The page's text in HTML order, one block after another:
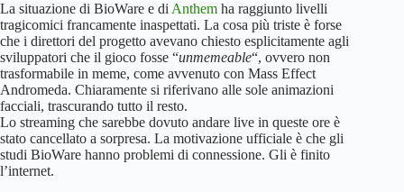
La situazione di BioWare e di Anthem ha raggiunto livelli
tragicomici francamente inaspettati. La cosa più triste è forse
che i direttori del progetto avevano chiesto esplicitamente agli
sviluppatori che il gioco fosse “unmemeable“, ovvero non
trasformabile in meme, come avvenuto con Mass Effect
Andromeda. Chiaramente si riferivano alle sole animazioni
facciali, trascurando tutto il resto.
Lo streaming che sarebbe dovuto andare live in queste ore è
stato cancellato a sorpresa. La motivazione ufficiale è che gli
studi BioWare hanno problemi di connessione. Gli è finito
l’internet.